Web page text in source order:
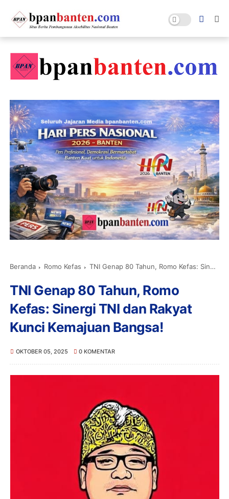
Beranda Romo Kefas TNI Genap 80 Tahun, Romo Kefas: Sinergi TNI dan Rakyat Kunci Kemajuan Bangsa!
TNI Genap 80 Tahun, Romo
Kefas: Sinergi TNI dan Rakyat
Kunci Kemajuan Bangsa!
OKTOBER 05, 2025 0 KOMENTAR